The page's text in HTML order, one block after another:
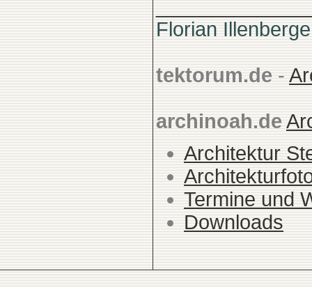
Florian
tektorum.de -
archinoah.de
Architektur
Termine und
Downloads